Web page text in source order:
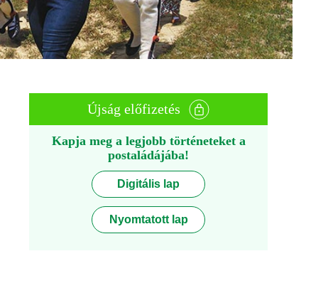
Újság előfizetés
Kapja meg a legjobb történeteket a
postaládájába!
Digitális lap
Nyomtatott lap